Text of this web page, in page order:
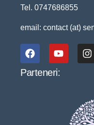
Tel. 0747686855
email: contact (at)
Parteneri: